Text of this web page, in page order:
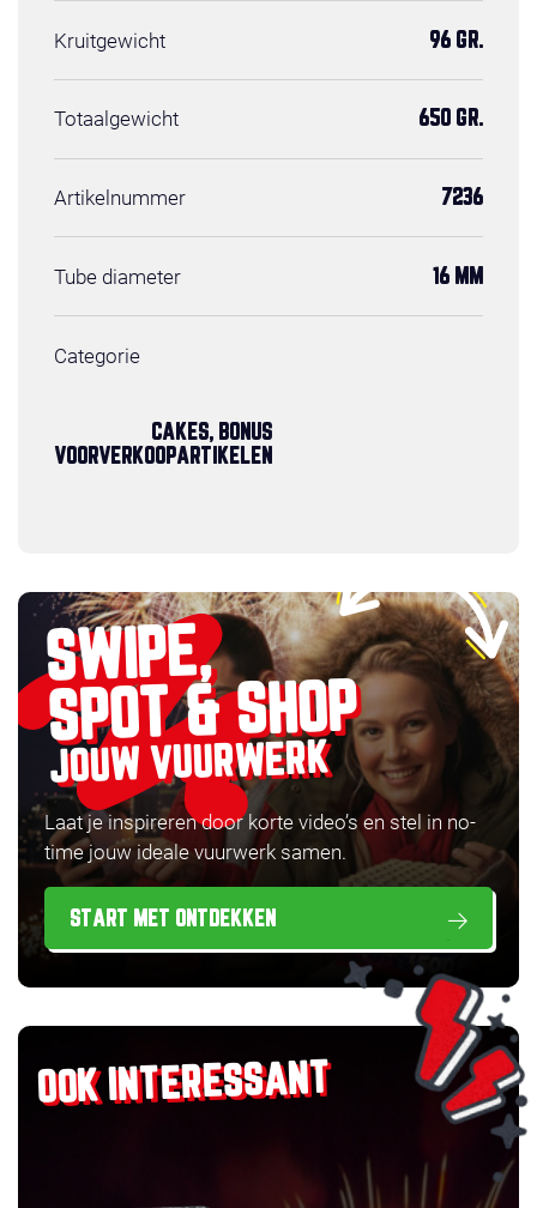
Kruitgewicht 96 GR.
Totaalgewicht 650 GR.
Artikelnummer 7236
Tube diameter 16 MM
Categorie
CAKES, BONUS
VOORVERKOOPARTIKELEN
SWIPE,
SPOT & SHOP
JOUW VUURWERK
Laat je inspireren door korte video’s en stel in no-
time jouw ideale vuurwerk samen.
START MET ONTDEKKEN
OOK INTERESSANT